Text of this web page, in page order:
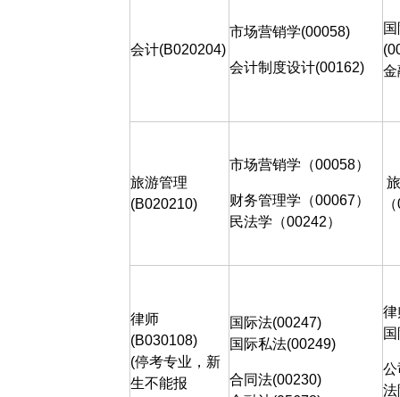
会计(B020204)
市场营销学(00058)
会计制度设计(00162)
金
旅游管理
(B020210)
市场营销学（00058）
财务管理学（00067）
民法学（00242）
（
律师
(B030108)
(停考专业，新
生不能报
国际法(00247)
国际私法(00249)
合同法(00230)
律
公
法